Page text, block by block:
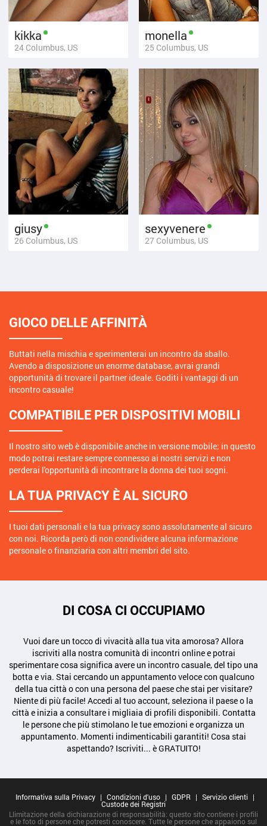
kikka
24 Columbus, US
monella
25 Columbus, US
giusy
26 Columbus, US
sexyvenere
27 Columbus, US
GIOCO DELLE AFFINITÀ
Buttati nella mischia e sperimenterai un incontro da sballo.
Avendo a disposizione un enorme database, avrai grandi
opportunità di trovare il partner ideale. Goditi i vantaggi di un
incontro casuale!
COMPATIBILE PER DISPOSITIVI MOBILI
Il nostro sito web è disponibile anche in versione mobile; in questo
modo potrai restare sempre connesso ai nostri servizi e non
perderai l'opportunità di incontrare la donna dei tuoi sogni.
LA TUA PRIVACY È AL SICURO
I tuoi dati personali e la tua privacy sono assolutamente al sicuro
con noi. Ricorda però di non condividere alcuna informazione
personale o finanziaria con altri membri del sito.
DI COSA CI OCCUPIAMO
Vuoi dare un tocco di vivacità alla tua vita amorosa? Allora
iscriviti alla nostra comunità di incontri online e potrai
sperimentare cosa significa avere un incontro casuale, del tipo una
botta e via. Stai cercando un appuntamento veloce con qualcuno
della tua città o con una persona del paese che stai per visitare?
Niente di più facile! Accedi al tuo account, seleziona il paese o la
città e inizia a consultare i migliaia di profili disponibili. Contatta
le persone che più stimolano le tue emozioni e organizza un
appuntamento. Momenti indimenticabili garantiti! Cosa stai
aspettando? Iscriviti... è GRATUITO!
Informativa sulla Privacy | Condizioni d'uso | GDPR | Servizio clienti |
Custode dei Registri
Llimitazione della dichiarazione di responsabilità: questo sito contiene i profili
e le foto di persone che potresti conoscere. Tutte le persone che appaiono sul